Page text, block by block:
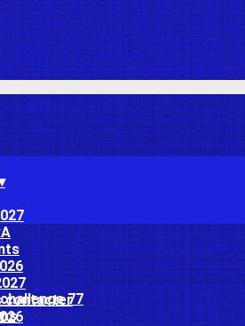
contacter77